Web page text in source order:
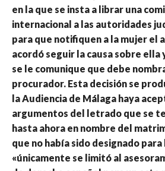
en la que se insta a librar una
internacional a las autoridades
para que notifiquen a la mujer el
acordó seguir la causa sobre ella
se le comunique que debe
procurador. Esta decisión se
la Audiencia de Málaga haya
argumentos del letrado que se
hasta ahora en nombre del
que no había sido designado
«únicamente se limitó al